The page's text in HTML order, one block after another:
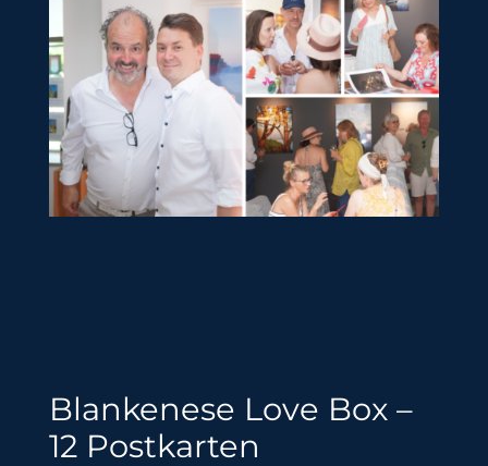
Blankenese Love Box –
12 Postkarten